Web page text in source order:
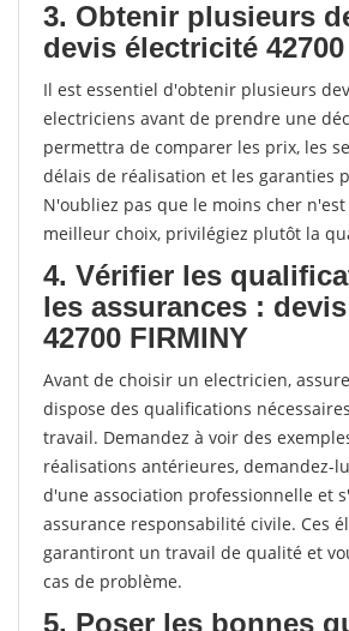
3. Obtenir plusieurs
devis électricité 42700
Il est essentiel d'obtenir plusieurs
electriciens avant de prendre une
permettra de comparer les prix, les
délais de réalisation et les garanties
N'oubliez pas que le moins cher
meilleur choix, privilégiez plutôt la
4. Vérifier les
les assurances :
42700 FIRMINY
Avant de choisir un electricien,
dispose des qualifications
travail. Demandez à voir des
réalisations antérieures, demandez-
d'une association professionnelle et
assurance responsabilité civile. Ces
garantiront un travail de qualité et
cas de problème.
5. Poser les bonnes